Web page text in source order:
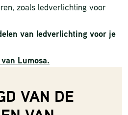
zoals ledverlichting voor
van ledverlichting voor je
Lumosa.
VAN DE